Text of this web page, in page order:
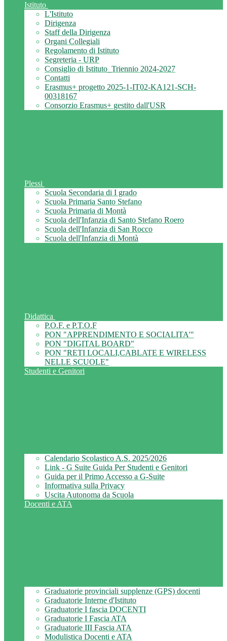
Istituto
L'Istituto
Dirigenza
Staff della Dirigenza
Organi Collegiali
Regolamento di Istituto
Segreteria - URP
Consiglio di Istituto_Triennio 2024-2027
Contatti
Erasmus+ progetto 2025-1-IT02-KA121-SCH-
00318167
Consorzio Erasmus+ gestito dall'USR
Plessi
Scuola Secondaria di I grado
Scuola Primaria Santo Stefano
Scuola Primaria di Montà
Scuola dell'Infanzia di Santo Stefano Roero
Scuola dell'Infanzia di San Rocco
Scuola dell'Infanzia di Montà
Didattica
P.O.F. e P.T.O.F
PON "APPRENDIMENTO E SOCIALITA'"
PON "DIGITAL BOARD"
PON "RETI LOCALI,CABLATE E WIRELESS
NELLE SCUOLE"
Studenti e Genitori
Calendario Scolastico A.S. 2025/2026
Link - G Suite Guida Per Studenti e Genitori
Guida per il Primo Accesso a G-Suite
Informativa sulla Privacy
Uscita Autonoma da Scuola
Docenti e ATA
Graduatorie provinciali supplenze (GPS) docenti
Graduatorie Interne d'Istituto
Graduatorie I fascia DOCENTI
Graduatorie I Fascia ATA
Graduatorie III Fascia ATA
Modulistica Docenti e ATA